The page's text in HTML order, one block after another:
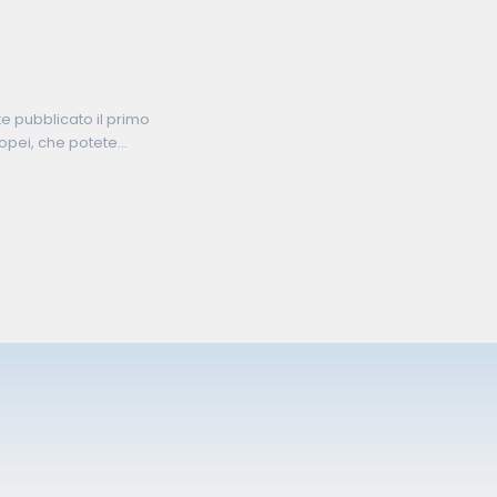
pubblicato il primo
che potete
alla pagina del